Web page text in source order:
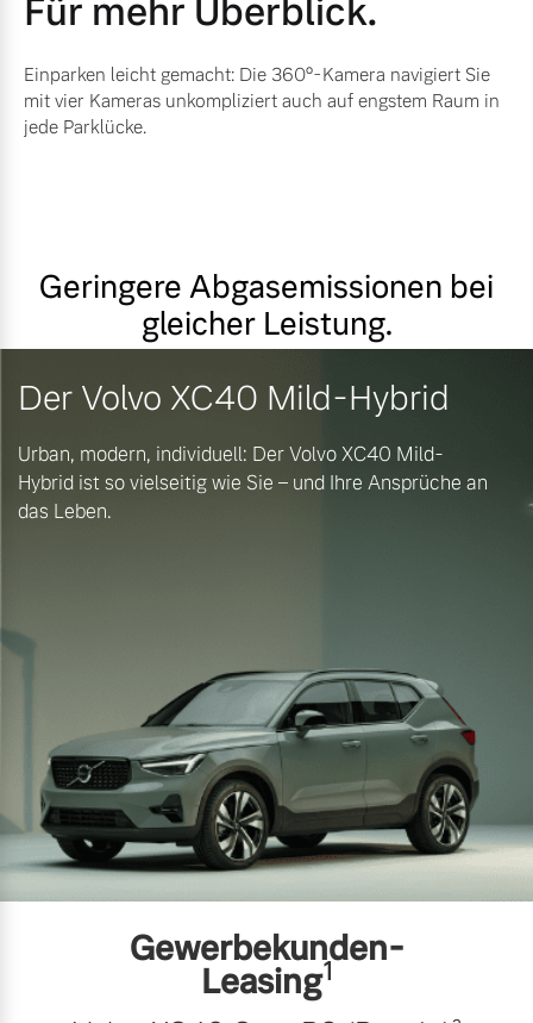
Für mehr Überblick.
Einparken leicht gemacht: Die 360°-Kamera navigiert Sie
mit vier Kameras unkompliziert auch auf engstem Raum in
jede Parklücke.
Geringere Abgasemissionen bei
gleicher Leistung.
Der Volvo XC40 Mild-Hybrid
Urban, modern, individuell: Der Volvo XC40 Mild-
Hybrid ist so vielseitig wie Sie – und Ihre Ansprüche an
das Leben.
Gewerbekunden-
Leasing1